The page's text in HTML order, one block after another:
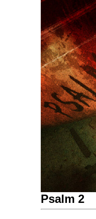
Psalm 2